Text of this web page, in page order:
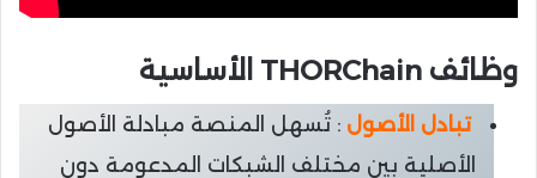
وظائف THORChain الأساسية
تبادل الأصول : تُسهل المنصة مبادلة الأصول
الأصلية بين مختلف الشبكات المدعومة دون